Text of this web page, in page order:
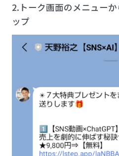
2.トーク画面のメニュー
ップ